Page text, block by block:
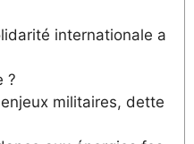
internationale a
?
militaires, dette